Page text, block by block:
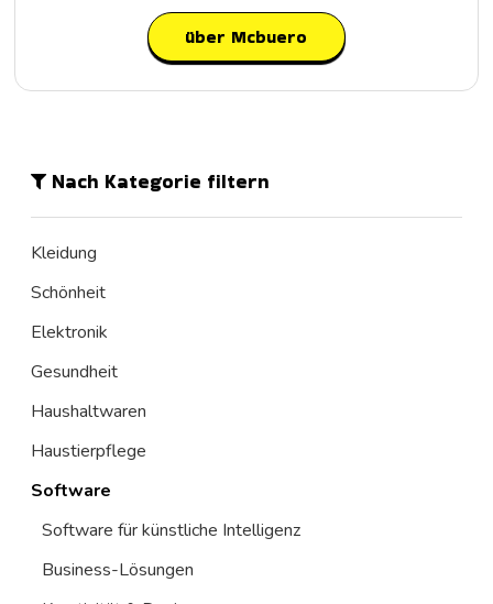
über Mcbuero
Nach Kategorie filtern
Kleidung
Schönheit
Elektronik
Gesundheit
Haushaltwaren
Haustierpflege
Software
Software für künstliche Intelligenz
Business-Lösungen